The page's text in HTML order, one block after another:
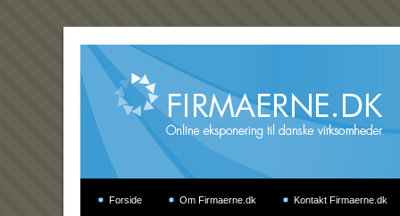
Forside Om Firmaerne.dk Kontakt Firmaerne.dk